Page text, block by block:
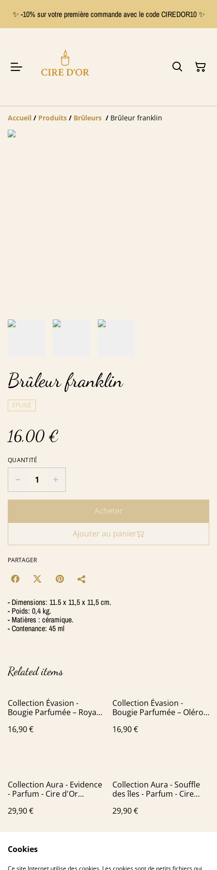
✨ -10% sur votre première commande avec le code CIREDOR10 ✨
Accueil / Produits / Brûleurs / Brûleur franklin
Brûleur franklin
ÉPUISÉ
16,00 €
QUANTITÉ
Acheter
Ajouter au panier
PARTAGER
- Dimensions: 11.5 x 11,5 x 11,5 cm.
- Poids: 0,4 kg.
- Matières : céramique.
- Contenance: 45 ml
Related items
Collection Évasion -
Bougie Parfumée – Royan
16,90 €
Collection Évasion -
Bougie Parfumée – Oléron
16,90 €
Collection Aura - Evidence
- Parfum - Cire d'Or
29,90 €
Collection Aura - Souffle
des îles - Parfum - Cire
29,90 €
Cookies
Ce site Internet utilise des cookies. Les cookies sont de petits fichiers qui